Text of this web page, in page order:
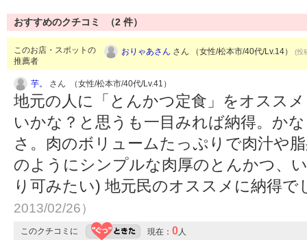
おすすめのクチコミ （2 件）
このお店・スポットの
推薦者
おりゃあさん さん （女性/松本市/40代/Lv.14） (投
芋。 さん （女性/松本市/40代/Lv.41）
地元の人に「とんかつ定食」をオスス
いかな？と思うも一目みれば納得。か
さ。肉のボリュームたっぷりで肉汁や
のようにシンプルな肉厚のとんかつ、
り可みたい) 地元民のオススメに納得で
2013/02/26）
このクチコミに 現在： 0人